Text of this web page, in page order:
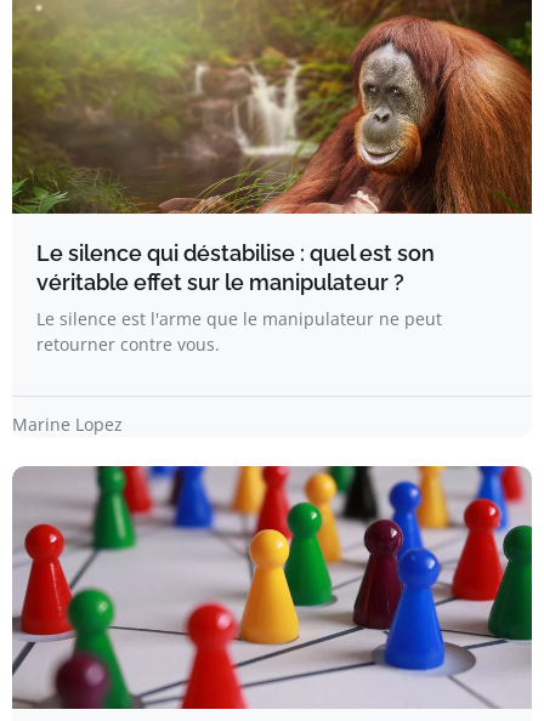
Le silence qui déstabilise : quel est son
véritable effet sur le manipulateur ?
Le silence est l'arme que le manipulateur ne peut
retourner contre vous.
Marine Lopez